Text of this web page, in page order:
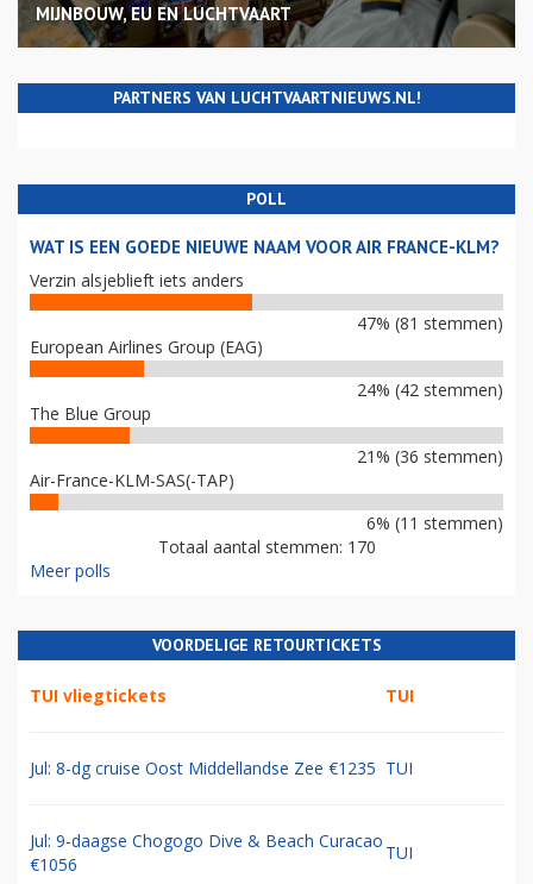
MIJNBOUW, EU EN LUCHTVAART
PARTNERS VAN LUCHTVAARTNIEUWS.NL!
POLL
WAT IS EEN GOEDE NIEUWE NAAM VOOR AIR FRANCE-KLM?
Verzin alsjeblieft iets anders
47% (81 stemmen)
European Airlines Group (EAG)
24% (42 stemmen)
The Blue Group
21% (36 stemmen)
Air-France-KLM-SAS(-TAP)
6% (11 stemmen)
Totaal aantal stemmen: 170
Meer polls
VOORDELIGE RETOURTICKETS
TUI vliegtickets TUI
Jul: 8-dg cruise Oost Middellandse Zee €1235 TUI
Jul: 9-daagse Chogogo Dive & Beach Curacao
€1056
TUI